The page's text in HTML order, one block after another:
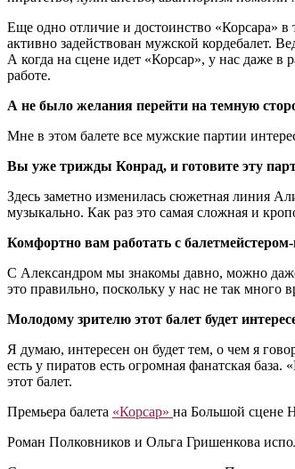
Еще одно отличие и достоинство «Корсара»
активно задействован мужской кордебалет.
А когда на сцене идет «Корсар», у нас даже в
работе.
А не было желания перейти на темную
Мне в этом балете все мужские партии
Вы уже трижды Конрад, и готовите эту
Здесь заметно изменилась сюжетная линия
музыкально. Как раз это самая сложная и
Комфортно вам работать с
С Александром мы знакомы давно, можно
это правильно, поскольку у нас не так много
Молодому зрителю этот балет будет
Я думаю, интересен он будет тем, о чем я
есть у пиратов есть огромная фанатская
этот балет.
Премьера балета «Корсар» на Большой сцене
Роман Полковников и Ольга Гришенкова